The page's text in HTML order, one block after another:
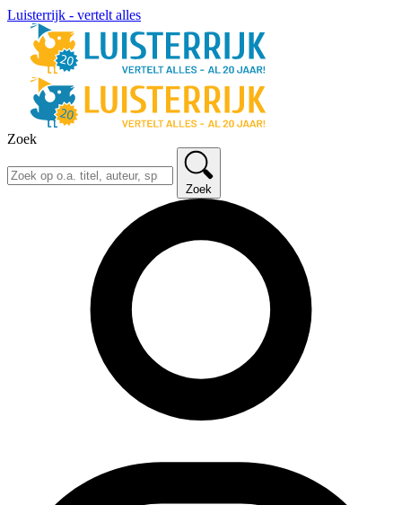
Luisterrijk - vertelt alles
Zoek
Zoek